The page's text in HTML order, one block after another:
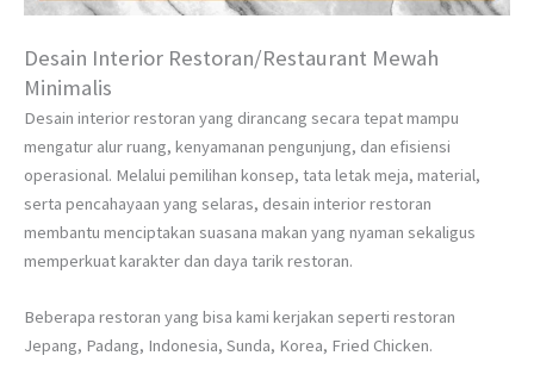
Desain Interior Restoran/Restaurant Mewah
Minimalis
Desain interior restoran yang dirancang secara tepat mampu
mengatur alur ruang, kenyamanan pengunjung, dan efisiensi
operasional. Melalui pemilihan konsep, tata letak meja, material,
serta pencahayaan yang selaras, desain interior restoran
membantu menciptakan suasana makan yang nyaman sekaligus
memperkuat karakter dan daya tarik restoran.
Beberapa restoran yang bisa kami kerjakan seperti restoran
Jepang, Padang, Indonesia, Sunda, Korea, Fried Chicken.